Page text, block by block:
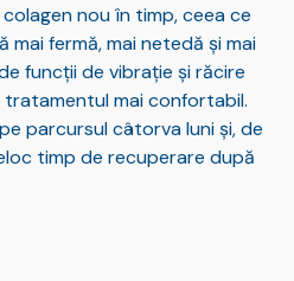
nou în timp, ceea ce
fermă, mai netedă și mai
funcții de vibrație și răcire
mai confortabil.
parcursul câtorva luni și, de
timp de recuperare după